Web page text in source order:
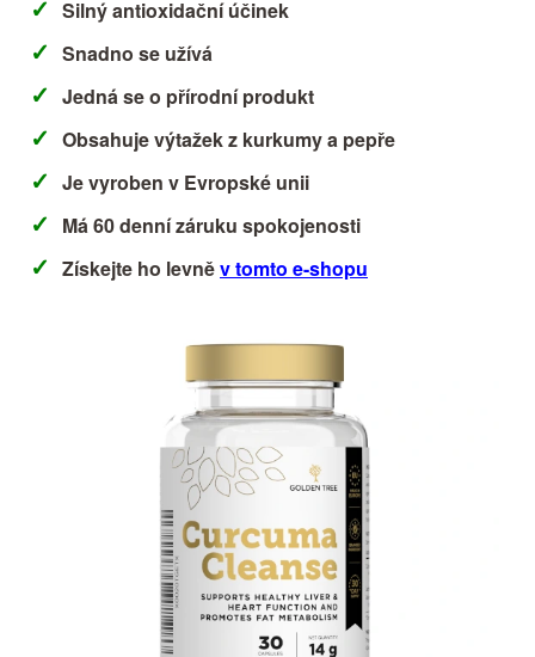
Silný antioxidační účinek
Snadno se užívá
Jedná se o přírodní produkt
Obsahuje výtažek z kurkumy a pepře
Je vyroben v Evropské unii
Má 60 denní záruku spokojenosti
Získejte ho levněv tomto e-shopu